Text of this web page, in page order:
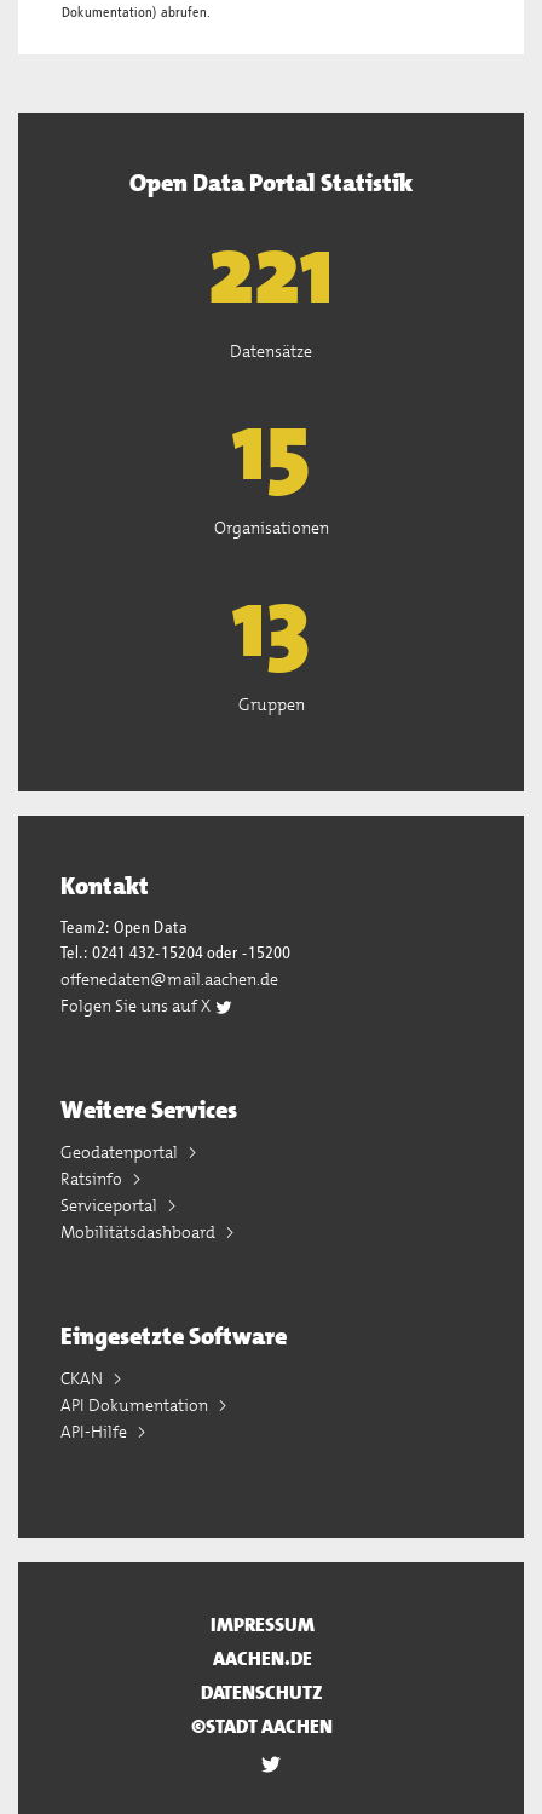
Dokumentation) abrufen.
Open Data Portal Statistik
222
Datensätze
15
Organisationen
13
Gruppen
Kontakt
Team2: Open Data
Tel.: 0241 432-15204 oder -15200
offenedaten@mail.aachen.de
Folgen Sie uns auf X
Weitere Services
Geodatenportal
Ratsinfo
Serviceportal
Mobilitätsdashboard
Eingesetzte Software
CKAN
API Dokumentation
API-Hilfe
IMPRESSUM
AACHEN.DE
DATENSCHUTZ
©STADT AACHEN